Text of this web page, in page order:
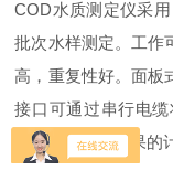
COD水质测定仪采
批次水样测定。工作
高，重复性好。面板
接口可通过串行电
上，实现测量结果的